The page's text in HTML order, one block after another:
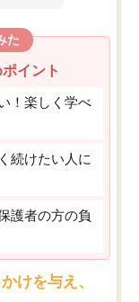
た
イント
！楽しく学べ
続けたい人に
護者の方の負
けを与え、